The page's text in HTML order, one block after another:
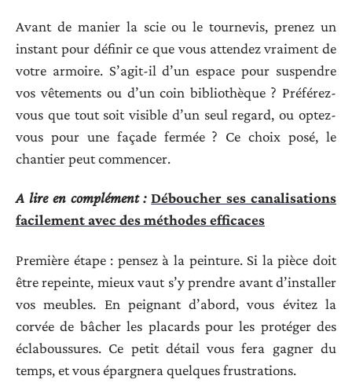
Avant de manier la scie ou le tournevis, prenez un
instant pour définir ce que vous attendez vraiment de
votre armoire. S’agit-il d’un espace pour suspendre
vos vêtements ou d’un coin bibliothèque ? Préférez-
vous que tout soit visible d’un seul regard, ou optez-
vous pour une façade fermée ? Ce choix posé, le
chantier peut commencer.
A lire en complément : Déboucher ses canalisations
facilement avec des méthodes efficaces
Première étape : pensez à la peinture. Si la pièce doit
être repeinte, mieux vaut s’y prendre avant d’installer
vos meubles. En peignant d’abord, vous évitez la
corvée de bâcher les placards pour les protéger des
éclaboussures. Ce petit détail vous fera gagner du
temps, et vous épargnera quelques frustrations.